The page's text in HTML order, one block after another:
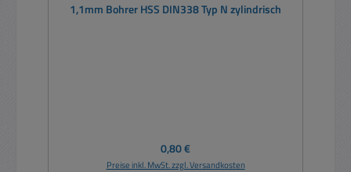
1,1mm Bohrer HSS DIN338 Typ N zylindrisch
Regulärer Preis:
0,80 €
Preise inkl. MwSt. zzgl. Versandkosten